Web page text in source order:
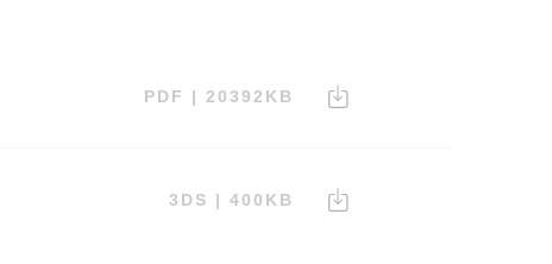
PDF | 20392KB
3DS | 400KB